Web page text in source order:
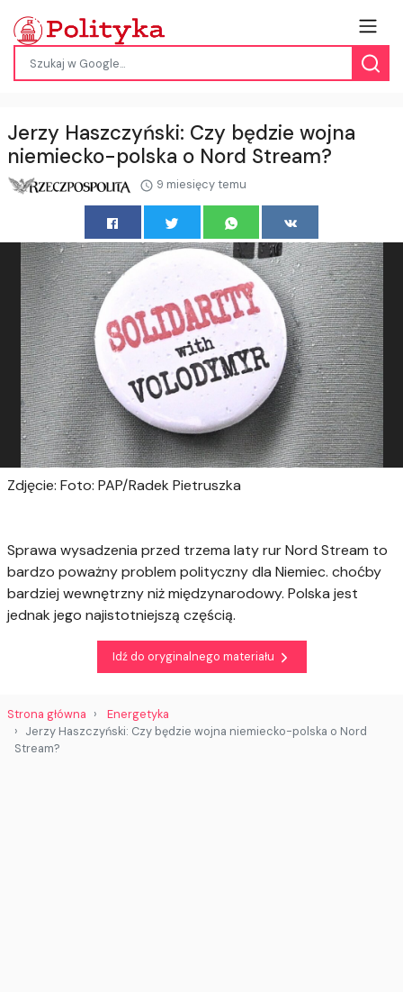
Jerzy Haszczyński: Czy będzie wojna
niemiecko-polska o Nord Stream?
9 miesięcy temu
Zdjęcie: Foto: PAP/Radek Pietruszka
Sprawa wysadzenia przed trzema laty rur Nord Stream to
bardzo poważny problem polityczny dla Niemiec. choćby
bardziej wewnętrzny niż międzynarodowy. Polska jest
jednak jego najistotniejszą częścią.
Idź do oryginalnego materiału
Strona główna
Energetyka
Jerzy Haszczyński: Czy będzie wojna niemiecko-polska o Nord
Stream?